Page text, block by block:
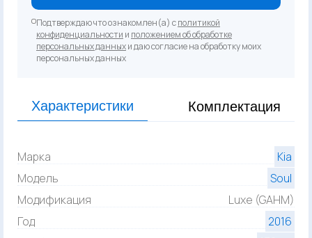
Подтверждаю что ознакомлен(а) сполитикой
конфиденциальности и положением об обработке
персональных данныхи даю согласие на обработку моих
персональных данных
Характеристики Комплектация
Марка
Kia
Модель
Soul
Модификация
Luxe (GAHM)
Год
2016